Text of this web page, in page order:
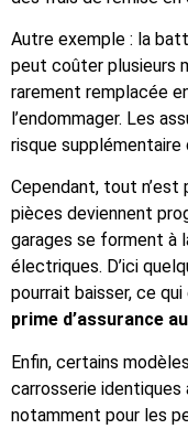
Autre exemple : la
peut coûter plusieurs
rarement remplacée
l’endommager. Les
risque supplémentaire
Cependant, tout n’est
pièces deviennent
garages se forment à
électriques. D’ici
pourrait baisser, ce
prime d’assurance
Enfin, certains
carrosserie identiques
notamment pour les